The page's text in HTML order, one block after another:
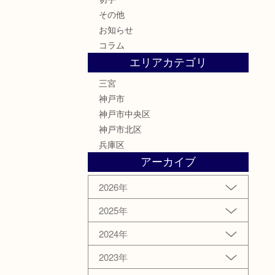
その他
お知らせ
コラム
エリアカテゴリ
三宮
神戸市
神戸市中央区
神戸市北区
兵庫区
アーカイブ
2026年
2025年
2024年
2023年